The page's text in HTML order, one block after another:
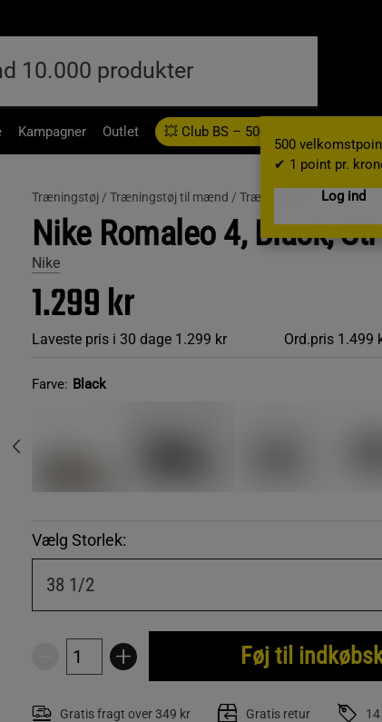
500
✔ 1 point pr.
Log ind
Kampagner Outlet 💥 Club BS – 500 velkomstpoint
Træningstøj / Træningstøj til mænd / Træningssko
Nike Romaleo 4, Black,
Nike
1.299 kr
Laveste pris i 30 dage 1.299 kr Ord.pris 1.499
Farve: Black
Vælg Storlek:
38 1/2
Føj til
Gratis fragt over 349 kr Gratis retur